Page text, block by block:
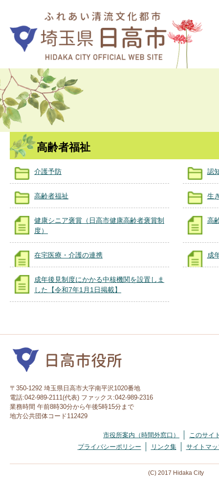
高齢者福祉
介護予防 認
高齢者福祉 生
健康シニア褒賞（日高市健康高齢者褒賞制
度）
高
在宅医療・介護の連携 成
成年後見制度にかかる中核機関を設置しま
した【令和7年1月1日掲載】
〒350-1292 埼玉県日高市大字南平沢1020番地
電話:042-989-2111(代表) ファックス:042-989-2316
業務時間 午前8時30分から午後5時15分まで
地方公共団体コード112429
市役所案内（時間外窓口）
このサイ
プライバシーポリシー
リンク集 サイトマッ
(C) 2017 Hidaka City